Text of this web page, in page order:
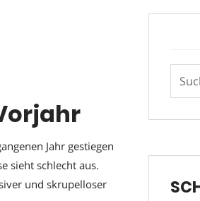
Jahr gestiegen
sieht schlecht aus.
und skrupelloser